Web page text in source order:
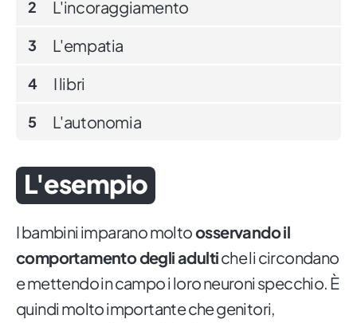
2 L'incoraggiamento
3 L'empatia
4 I libri
5 L'autonomia
L'esempio
I bambini imparano moltoosservando il
comportamento degli adultiche li circondano
e mettendo in campo i loro neuroni specchio. È
quindi molto importante che genitori,